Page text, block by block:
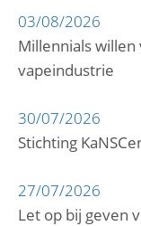
03/08/2026
Millennials
vapeindustrie
30/07/2026
Stichting
27/07/2026
Let op bij geven